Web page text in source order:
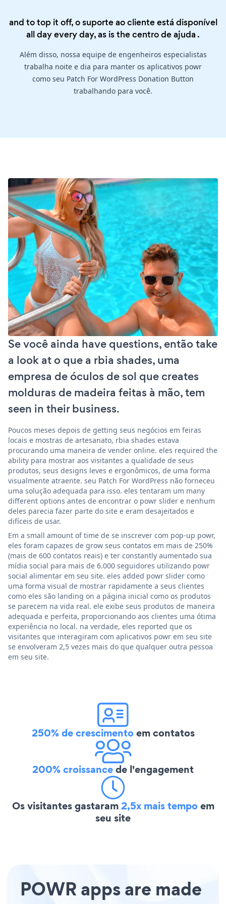
and to top it off, o suporte ao cliente está disponível
all day every day, as is thecentro de ajuda .
Além disso, nossa equipe de engenheiros especialistas
trabalha noite e dia para manter os aplicativos powr
como seu Patch For WordPress Donation Button
trabalhando para você.
Se você ainda have questions, então take
a look at o que a rbia shades, uma
empresa de óculos de sol que creates
molduras de madeira feitas à mão, tem
seen in their business.
Poucos meses depois de getting seus negócios em feiras
locais e mostras de artesanato, rbia shades estava
procurando uma maneira de vender online. eles required the
ability para mostrar aos visitantes a qualidade de seus
produtos, seus designs leves e ergonômicos, de uma forma
visualmente atraente. seu Patch For WordPress não forneceu
uma solução adequada para isso. eles tentaram um many
different options antes de encontrar o powr slider e nenhum
deles parecia fazer parte do site e eram desajeitados e
difíceis de usar.
Em a small amount of time de se inscrever com pop-up powr,
eles foram capazes de grow seus contatos em mais de 250%
(mais de 600 contatos reais) e ter constantly aumentado sua
mídia social para mais de 6.000 seguidores utilizando powr
social alimentar em seu site. eles added powr slider como
uma forma visual de mostrar rapidamente a seus clientes
como eles são landing on a página inicial como os produtos
se parecem na vida real. ele exibe seus produtos de maneira
adequada e perfeita, proporcionando aos clientes uma ótima
experiência no local. na verdade, eles reported que os
visitantes que interagiram com aplicativos powr em seu site
se envolveram 2,5 vezes mais do que qualquer outra pessoa
em seu site.
250% de crescimentoem contatos
200% croissancede l'engagement
Os visitantes gastaram2,5x mais tempoem
seu site
POWR apps are made